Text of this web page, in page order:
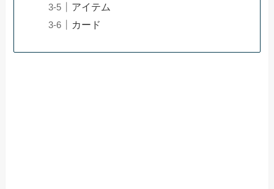
アイテム
カード